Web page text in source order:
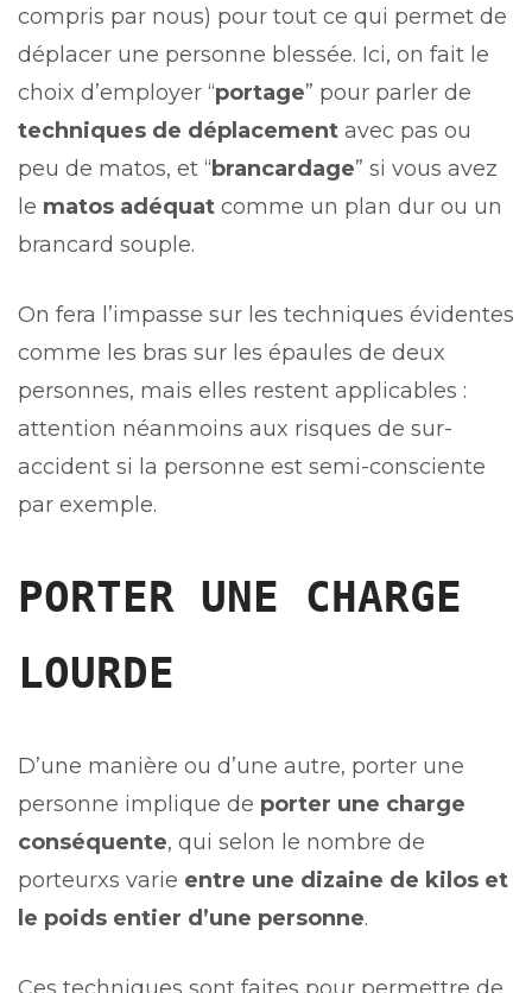
compris par nous) pour tout ce qui permet de
déplacer une personne blessée. Ici, on fait le
choix d’employer “portage” pour parler de
techniques de déplacement avec pas ou
peu de matos, et “brancardage” si vous avez
le matos adéquat comme un plan dur ou un
brancard souple.
On fera l’impasse sur les techniques évidentes
comme les bras sur les épaules de deux
personnes, mais elles restent applicables :
attention néanmoins aux risques de sur-
accident si la personne est semi-consciente
par exemple.
PORTER UNE CHARGE
LOURDE
D’une manière ou d’une autre, porter une
personne implique de porter une charge
conséquente, qui selon le nombre de
porteurxs varie entre une dizaine de kilos et
le poids entier d’une personne.